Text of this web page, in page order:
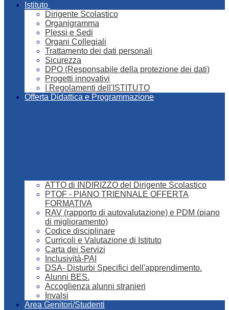
Istituto
Dirigente Scolastico
Organigramma
Plessi e Sedi
Organi Collegiali
Trattamento dei dati personali
Sicurezza
DPO (Responsabile della protezione dei dati)
Progetti innovativi
I Regolamenti dell'ISTITUTO
Offerta Didattica e Programmazione
ATTO di INDIRIZZO del Dirigente Scolastico
PTOF - PIANO TRIENNALE OFFERTA
FORMATIVA
RAV (rapporto di autovalutazione) e PDM (piano
di miglioramento)
Codice disciplinare
Curricoli e Valutazione di Istituto
Carta dei Servizi
Inclusività-PAI
DSA- Disturbi Specifici dell'apprendimento.
Alunni BES.
Accoglienza alunni stranieri
Invalsi
Area Genitori/Studenti